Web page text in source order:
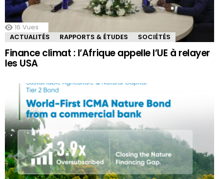
16 Vues
ACTUALITÉS
RAPPORTS & ÉTUDES SOCIÉTÉS
Finance climat : l’Afrique appelle l’UE à relayer
les USA